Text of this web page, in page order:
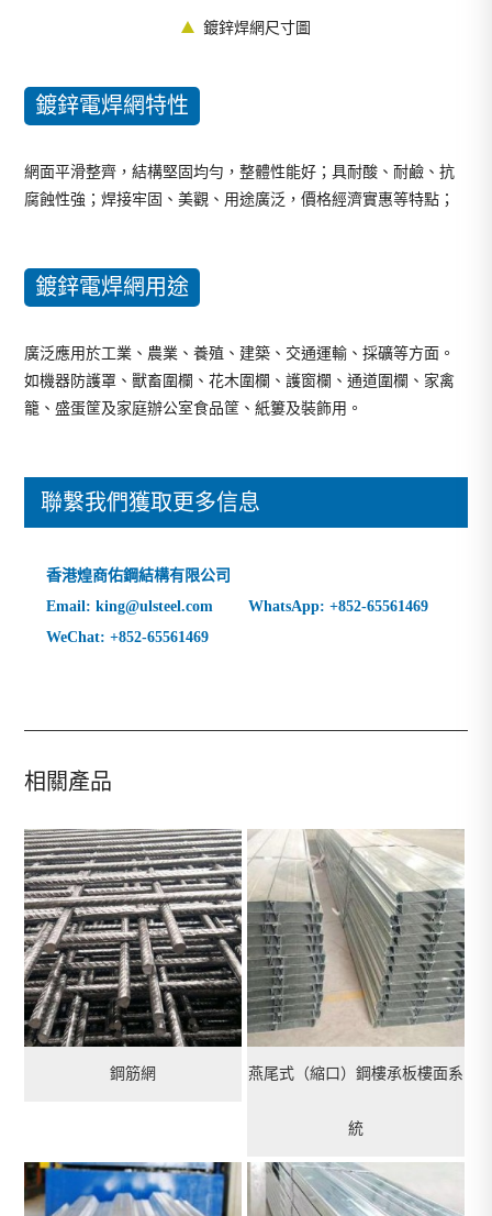
鍍鋅焊網尺寸圖
鍍鋅電焊網特性
網面平滑整齊，結構堅固均勻，整體性能好；具耐酸、耐鹼、抗
腐蝕性強；焊接牢固、美觀、用途廣泛，價格經濟實惠等特點；
鍍鋅電焊網用途
廣泛應用於工業、農業、養殖、建築、交通運輸、採礦等方面。
如機器防護罩、獸畜圍欄、花木圍欄、護窗欄、通道圍欄、家禽
籠、盛蛋筐及家庭辦公室食品筐、紙簍及裝飾用。
聯繫我們獲取更多信息
香港煌商佑鋼結構有限公司
Email: king@ulsteel.com WhatsApp: +852-65561469
WeChat: +852-65561469
相關產品
鋼筋網 燕尾式（縮口）鋼樓承板樓面系
統